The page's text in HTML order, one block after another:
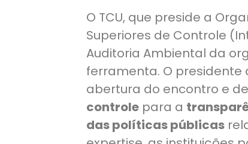
O TCU, que preside a
Superiores de Controle
Auditoria Ambiental da
ferramenta. O presidente
abertura do encontro e
controle para a
das políticas públicas